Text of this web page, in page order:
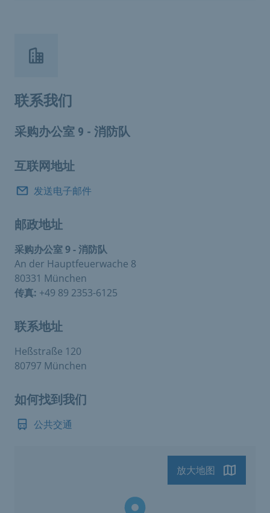
联系我们
采购办公室 9 - 消防队
互联网地址
发送电子邮件
邮政地址
采购办公室 9 - 消防队
An der Hauptfeuerwache 8
80331 München
传真: +49 89 2353-6125
联系地址
Heßstraße 120
80797 München
如何找到我们
公共交通
放大地图